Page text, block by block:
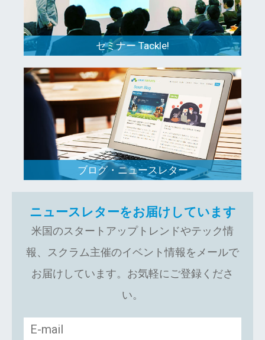
セミナー Tackle!
ブログ・ニュースレター
ニュースレターをお届けしています
米国のスタートアップトレンドやテック情
報、スクラム主催のイベント情報をメールで
お届けしています。お気軽にご登録くださ
い。